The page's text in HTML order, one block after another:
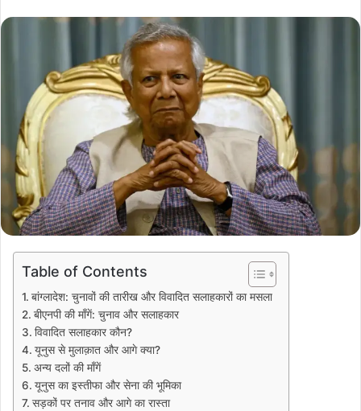
Table of Contents
बांग्लादेश: चुनावों की तारीख और विवादित सलाहकारों का मसला
बीएनपी की माँगें: चुनाव और सलाहकार
विवादित सलाहकार कौन?
यूनुस से मुलाक़ात और आगे क्या?
अन्य दलों की माँगें
यूनुस का इस्तीफा और सेना की भूमिका
सड़कों पर तनाव और आगे का रास्ता